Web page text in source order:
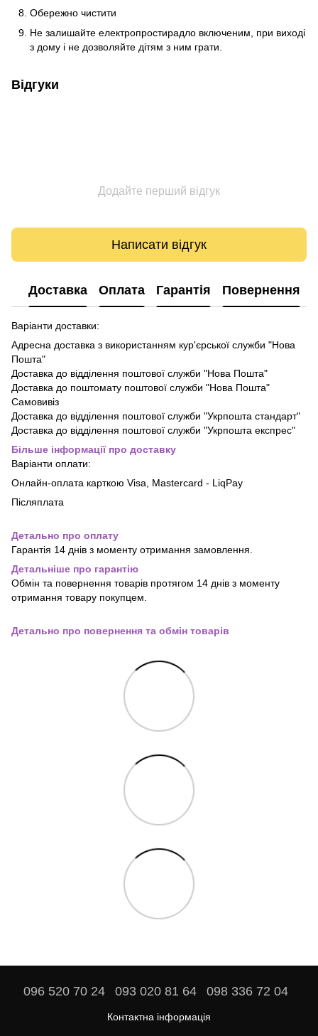
Обережно чистити
Не залишайте електропростирадло включеним, при виході
з дому і не дозволяйте дітям з ним грати.
Відгуки
Додайте перший відгук
Написати відгук
Доставка Оплата Гарантія Повернення
Варіанти доставки:
Адресна доставка з використанням кур'єрської служби "Нова
Пошта"
Доставка до відділення поштової служби "Нова Пошта"
Доставка до поштомату поштової служби "Нова Пошта"
Самовивіз
Доставка до відділення поштової служби "Укрпошта стандарт"
Доставка до відділення поштової служби "Укрпошта експрес"
Більше інформації про доставку
Варіанти оплати:
Онлайн-оплата карткою Visa, Mastercard - LiqPay
Післяплата
Детально про оплату
Гарантія 14 днів з моменту отримання замовлення.
Детальніше про гарантію
Обмін та повернення товарів протягом 14 днів з моменту
отримання товару покупцем.
Детально про повернення та обмін товарів
096 520 70 24 093 020 81 64 098 336 72 04
Контактна інформація